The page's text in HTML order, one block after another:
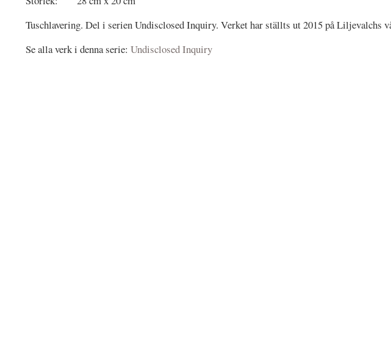
Tuschlavering. Del i serien Undisclosed Inquiry. Verket har ställts ut 2015 på Liljevalchs
Se alla verk i denna serie: Undisclosed Inquiry